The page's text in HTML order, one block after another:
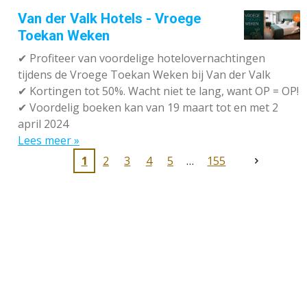
Van der Valk Hotels - Vroege
Toekan Weken
✔ Profiteer van voordelige hotelovernachtingen
tijdens de Vroege Toekan Weken bij Van der Valk
✔ Kortingen tot 50%. Wacht niet te lang, want OP = OP!
✔ Voordelig boeken kan van 19 maart tot en met 2
april 2024
Lees meer »
1
2 3 4 5 155